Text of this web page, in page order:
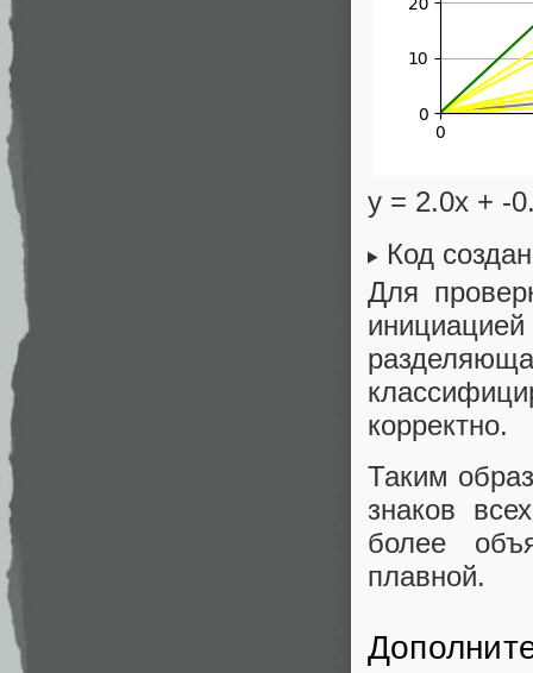
y = 2.0x + -
Код
Для
корректно.
Таким
знаков
более
плавной.